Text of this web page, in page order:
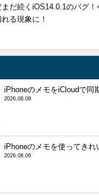
まだ続くiOS14.0.1のバグ
る現象に！
iPhoneのメモをiCloudで同
2026.08.08
iPhoneのメモを使ってきれ
2026.08.06